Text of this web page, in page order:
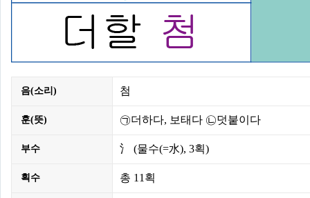
음(소리) 첨
훈(뜻) ㉠더하다, 보태다 ㉡덧붙이다
부수 氵 (물수(=水), 3획)
획수 총 11획